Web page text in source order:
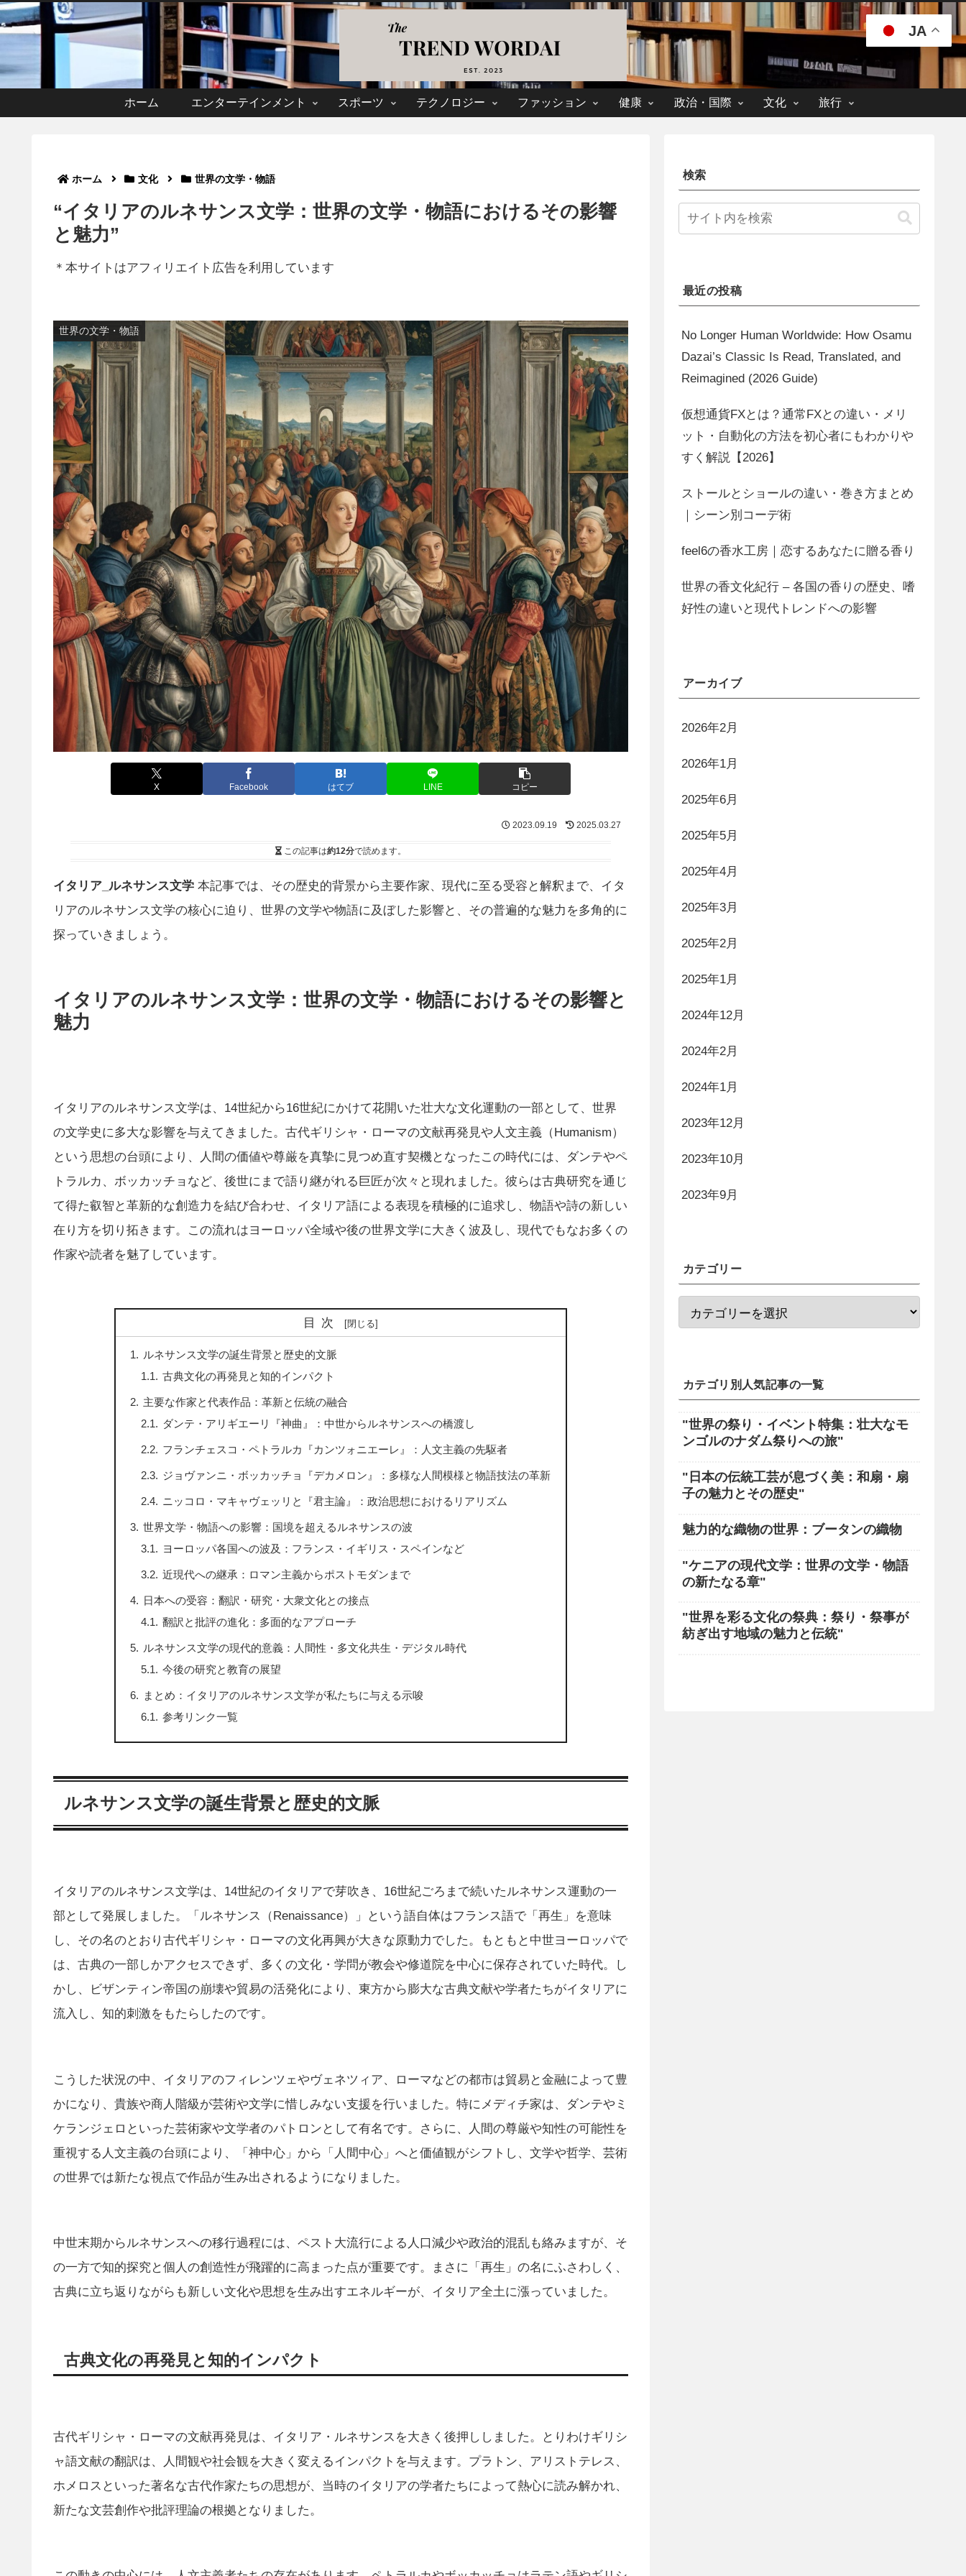
ホーム エンターテインメント スポーツ テクノロジー ファッション 健康 政治・国際 文化 旅行
ホーム 文化 世界の文学・物語
“イタリアのルネサンス文学：世界の文学・物語におけるその影響
と魅力”
＊本サイトはアフィリエイト広告を利用しています
世界の文学・物語
X Facebook はてブ LINE コピー
2023.09.19 2025.03.27
この記事は約12分で読めます。
イタリア_ルネサンス文学 本記事では、その歴史的背景から主要作家、現代に至る受容と解釈まで、イタ
リアのルネサンス文学の核心に迫り、世界の文学や物語に及ぼした影響と、その普遍的な魅力を多角的に
探っていきましょう。
イタリアのルネサンス文学：世界の文学・物語におけるその影響と
魅力
イタリアのルネサンス文学は、14世紀から16世紀にかけて花開いた壮大な文化運動の一部として、世界
の文学史に多大な影響を与えてきました。古代ギリシャ・ローマの文献再発見や人文主義（Humanism）
という思想の台頭により、人間の価値や尊厳を真摯に見つめ直す契機となったこの時代には、ダンテやペ
トラルカ、ボッカッチョなど、後世にまで語り継がれる巨匠が次々と現れました。彼らは古典研究を通じ
て得た叡智と革新的な創造力を結び合わせ、イタリア語による表現を積極的に追求し、物語や詩の新しい
在り方を切り拓きます。この流れはヨーロッパ全域や後の世界文学に大きく波及し、現代でもなお多くの
作家や読者を魅了しています。
目次
ルネサンス文学の誕生背景と歴史的文脈
古典文化の再発見と知的インパクト
主要な作家と代表作品：革新と伝統の融合
ダンテ・アリギエーリ『神曲』：中世からルネサンスへの橋渡し
フランチェスコ・ペトラルカ『カンツォニエーレ』：人文主義の先駆者
ジョヴァンニ・ボッカッチョ『デカメロン』：多様な人間模様と物語技法の革新
ニッコロ・マキャヴェッリと『君主論』：政治思想におけるリアリズム
世界文学・物語への影響：国境を超えるルネサンスの波
ヨーロッパ各国への波及：フランス・イギリス・スペインなど
近現代への継承：ロマン主義からポストモダンまで
日本への受容：翻訳・研究・大衆文化との接点
翻訳と批評の進化：多面的なアプローチ
ルネサンス文学の現代的意義：人間性・多文化共生・デジタル時代
今後の研究と教育の展望
まとめ：イタリアのルネサンス文学が私たちに与える示唆
参考リンク一覧
ルネサンス文学の誕生背景と歴史的文脈
イタリアのルネサンス文学は、14世紀のイタリアで芽吹き、16世紀ごろまで続いたルネサンス運動の一
部として発展しました。「ルネサンス（Renaissance）」という語自体はフランス語で「再生」を意味
し、その名のとおり古代ギリシャ・ローマの文化再興が大きな原動力でした。もともと中世ヨーロッパで
は、古典の一部しかアクセスできず、多くの文化・学問が教会や修道院を中心に保存されていた時代。し
かし、ビザンティン帝国の崩壊や貿易の活発化により、東方から膨大な古典文献や学者たちがイタリアに
流入し、知的刺激をもたらしたのです。
こうした状況の中、イタリアのフィレンツェやヴェネツィア、ローマなどの都市は貿易と金融によって豊
かになり、貴族や商人階級が芸術や文学に惜しみない支援を行いました。特にメディチ家は、ダンテやミ
ケランジェロといった芸術家や文学者のパトロンとして有名です。さらに、人間の尊厳や知性の可能性を
重視する人文主義の台頭により、「神中心」から「人間中心」へと価値観がシフトし、文学や哲学、芸術
の世界では新たな視点で作品が生み出されるようになりました。
中世末期からルネサンスへの移行過程には、ペスト大流行による人口減少や政治的混乱も絡みますが、そ
の一方で知的探究と個人の創造性が飛躍的に高まった点が重要です。まさに「再生」の名にふさわしく、
古典に立ち返りながらも新しい文化や思想を生み出すエネルギーが、イタリア全土に漲っていました。
古典文化の再発見と知的インパクト
古代ギリシャ・ローマの文献再発見は、イタリア・ルネサンスを大きく後押ししました。とりわけギリシ
ャ語文献の翻訳は、人間観や社会観を大きく変えるインパクトを与えます。プラトン、アリストテレス、
ホメロスといった著名な古代作家たちの思想が、当時のイタリアの学者たちによって熱心に読み解かれ、
新たな文芸創作や批評理論の根拠となりました。
検索
最近の投稿
No Longer Human Worldwide: How Osamu
Dazai’s Classic Is Read, Translated, and
Reimagined (2026 Guide)
仮想通貨FXとは？通常FXとの違い・メリ
ット・自動化の方法を初心者にもわかりや
すく解説【2026】
ストールとショールの違い・巻き方まとめ
｜シーン別コーデ術
feel6の香水工房｜恋するあなたに贈る香り
世界の香文化紀行 – 各国の香りの歴史、嗜
好性の違いと現代トレンドへの影響
アーカイブ
2026年2月
2026年1月
2025年6月
2025年5月
2025年4月
2025年3月
2025年2月
2025年1月
2024年12月
2024年2月
2024年1月
2023年12月
2023年10月
2023年9月
カテゴリー
カテゴリ別人気記事の一覧
"世界の祭り・イベント特集：壮大なモ
ンゴルのナダム祭りへの旅"
"日本の伝統工芸が息づく美：和扇・扇
子の魅力とその歴史"
魅力的な織物の世界：ブータンの織物
"ケニアの現代文学：世界の文学・物語
の新たなる章"
"世界を彩る文化の祭典：祭り・祭事が
紡ぎ出す地域の魅力と伝統"
JA